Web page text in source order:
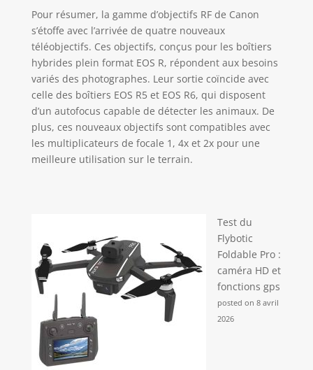
Pour résumer, la gamme d’objectifs RF de Canon
s’étoffe avec l’arrivée de quatre nouveaux
téléobjectifs. Ces objectifs, conçus pour les boîtiers
hybrides plein format EOS R, répondent aux besoins
variés des photographes. Leur sortie coïncide avec
celle des boîtiers EOS R5 et EOS R6, qui disposent
d’un autofocus capable de détecter les animaux. De
plus, ces nouveaux objectifs sont compatibles avec
les multiplicateurs de focale 1, 4x et 2x pour une
meilleure utilisation sur le terrain.
Test du
Flybotic
Foldable Pro :
caméra HD et
fonctions gps
posted on 8 avril
2026